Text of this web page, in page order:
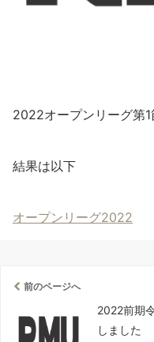
2022オープンリーグ第1
結果は以下
オープンリーグ2022
前のページへ
2022前期
しました